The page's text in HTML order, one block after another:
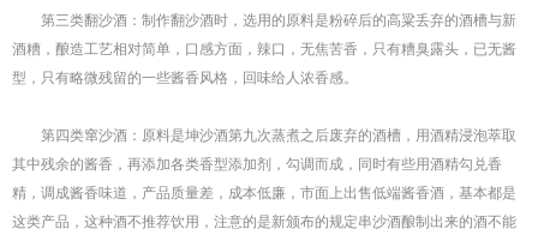
第三类翻沙酒：制作翻沙酒时，选用的原料是粉碎后的高粱丢弃的酒槽与新
酒糟，酿造工艺相对简单，口感方面，辣口，无焦苦香，只有糟臭露头，已无酱
型，只有略微残留的一些酱香风格，回味给人浓香感。
第四类窜沙酒：原料是坤沙酒第九次蒸煮之后废弃的酒槽，用酒精浸泡萃取
其中残余的酱香，再添加各类香型添加剂，勾调而成，同时有些用酒精勾兑香
精，调成酱香味道，产品质量差，成本低廉，市面上出售低端酱香酒，基本都是
这类产品，这种酒不推荐饮用，注意的是新颁布的规定串沙酒酿制出来的酒不能